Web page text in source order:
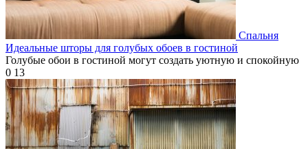
Спальня
Идеальные шторы для голубых обоев в гостиной
Голубые обои в гостиной могут создать уютную и спокойную
0 13